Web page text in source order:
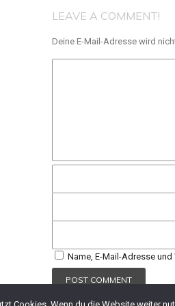
LEAVE A COMMENT!
Deine E-Mail-Adresse wird
Name, E-Mail-Adresse